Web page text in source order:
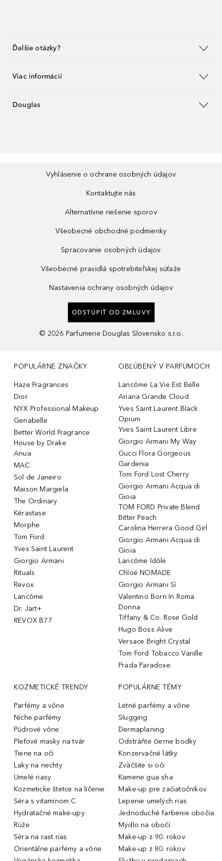
Ďalšie otázky?
Viac informácií
Douglas
Vyhlásenie o ochrane osobných údajov
Kontaktujte nás
Alternatívne riešenie sporov
Všeobecné obchodné podmienky
Spracovanie osobných údajov
Všeobecné pravidlá spotrebiteľskej súťaže
Nastavenia ochrany osobných údajov
ODSTÚPIŤ OD ZMLUVY
© 2026 Parfumerie Douglas Slovensko s.r.o.
POPULÁRNE ZNAČKY
Haze Fragrances
Dior
NYX Professional Makeup
Genabelle
Better World Fragrance
House by Drake
Anua
MAC
Sol de Janeiro
Maison Margiela
The Ordinary
Kérastase
Morphe
Tom Ford
Yves Saint Laurent
Giorgio Armani
Rituals
Revox
Lancôme
Dr. Jart+
REVOX B77
OBĽÚBENÝ V PARFUMOCH
Lancôme La Vie Est Belle
Ariana Grande Cloud
Yves Saint Laurent Black
Opium
Yves Saint Laurent Libre
Giorgio Armani My Way
Gucci Flora Gorgeous
Gardenia
Tom Ford Lost Cherry
Giorgio Armani Acqua di
Gioia
TOM FORD Private Blend
Bitter Peach
Carolina Herrera Good Girl
Giorgio Armani Acqua di
Gioia
Lancôme Idôle
Chloé NOMADE
Giorgio Armani Sì
Valentino Born In Roma
Donna
Tiffany & Co. Rose Gold
Hugo Boss Alive
Versace Bright Crystal
Tom Ford Tobacco Vanille
Prada Paradoxe
KOZMETICKÉ TRENDY
Parfémy a vône
Niche parfémy
Púdrové vône
Pleťové masky na tvár
Tiene na oči
Laky na nechty
Umelé riasy
Kozmeticke štetce na líčenie
Séra s vitamínom C
Hydratačné make-upy
Rúže
Séra na rast rias
Orientálne parfémy a vône
POPULÁRNE TÉMY
Letné parfémy a vône
Slugging
Dermaplaning
Odstráňte čierne bodky
Konzervačné látky
Zväčšite si oči
Kamene gua sha
Make-up pre začiatočníkov
Lepenie umelých rias
Jednoduché farbenie obočia
Mýdlo na obočí
Make-up z 90. rokov
Make-up z 80. rokov